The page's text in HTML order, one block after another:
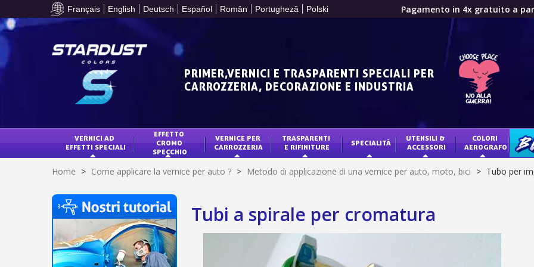
Français English Deutsch Español Român Portugheză Polski
Pagamento in 4x gratuito a
Tuo preventivo
Condividi le tue
Raccogliere punti
Restituzione dei
5€ di sconto
10€ di buono
Iscriviti alla
Consegna
Pagamento in 4x gratuito a
Condividi le tue
Raccogliere punti
Restituzione dei
PRIMER,VERNICI E TRASPARENTI SPECIALI PER
CARROZZERIA, DECORAZIONE E INDUSTRIA
VERNICI AD
EFFETTI SPECIALI
EFFETTO
CROMO
SPECCHIO
VERNICE PER
CARROZZERIA
TRASPARENTI
E RIFINITURE
SPECIALITÀ
UTENSILI &
ACCESSORI
COLORI
AEROGRAFO
Home > Come applicare la vernice per auto ? > Metodo di applicazione di una vernice per auto, moto, bici > Tubo per
Tubi a spirale per cromatura